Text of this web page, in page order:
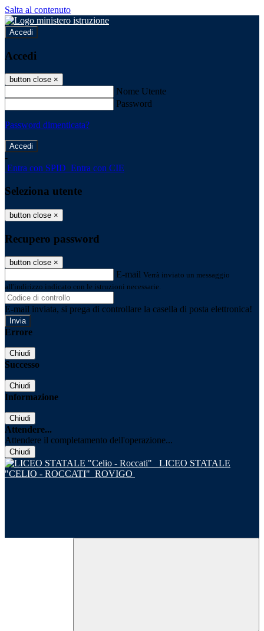
Salta al contenuto
Accedi
Accedi
button close ×
Nome Utente
Password
Password dimenticata?
-
Entra con SPID Entra con CIE
Seleziona utente
button close ×
Recupero password
button close ×
E-mail Verrà inviato un messaggio
all'indirizzo indicato con le istruzioni necessarie.
E-mail inviata, si prega di controllare la casella di posta elettronica!
Errore
Chiudi
Successo
Chiudi
Informazione
Chiudi
Attendere...
Attendere il completamento dell'operazione...
Chiudi
LICEO STATALE
"CELIO - ROCCATI" ROVIGO